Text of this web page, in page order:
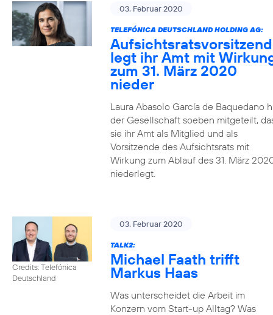
03. Februar 2020
TELEFÓNICA DEUTSCHLAND HOLDING AG:
legt ihr Amt mit
zum 31. März 2020
nieder
Laura Abasolo García de Baquedano
der Gesellschaft soeben mitgeteilt,
sie ihr Amt als Mitglied und als
Vorsitzende des Aufsichtsrats mit
Wirkung zum Ablauf des 31. März
niederlegt.
Credits: Telefónica
Deutschland
03. Februar 2020
TALK2:
Michael Faath trifft
Markus Haas
Was unterscheidet die Arbeit im
Konzern vom Start-up Alltag? Was